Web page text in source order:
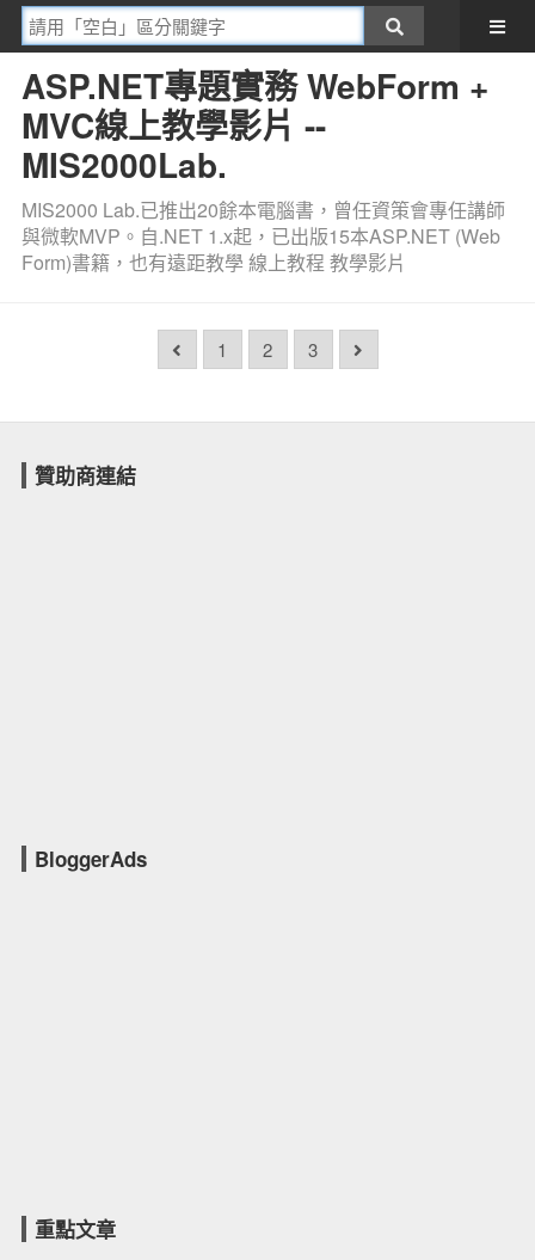
ASP.NET專題實務 WebForm +
MVC線上教學影片 --
MIS2000Lab.
MIS2000 Lab.已推出20餘本電腦書，曾任資策會專任講師
與微軟MVP。自.NET 1.x起，已出版15本ASP.NET (Web
Form)書籍，也有遠距教學 線上教程 教學影片
1 2 3
贊助商連結
BloggerAds
重點文章